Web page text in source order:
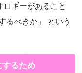
ギーがあること
るべきか」 という
するため